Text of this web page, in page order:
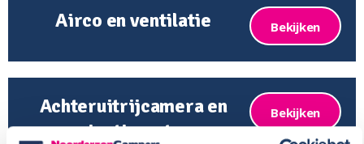
Airco en ventilatie Bekijken
Achteruitrijcamera en
navigatiesysteem
Bekijken